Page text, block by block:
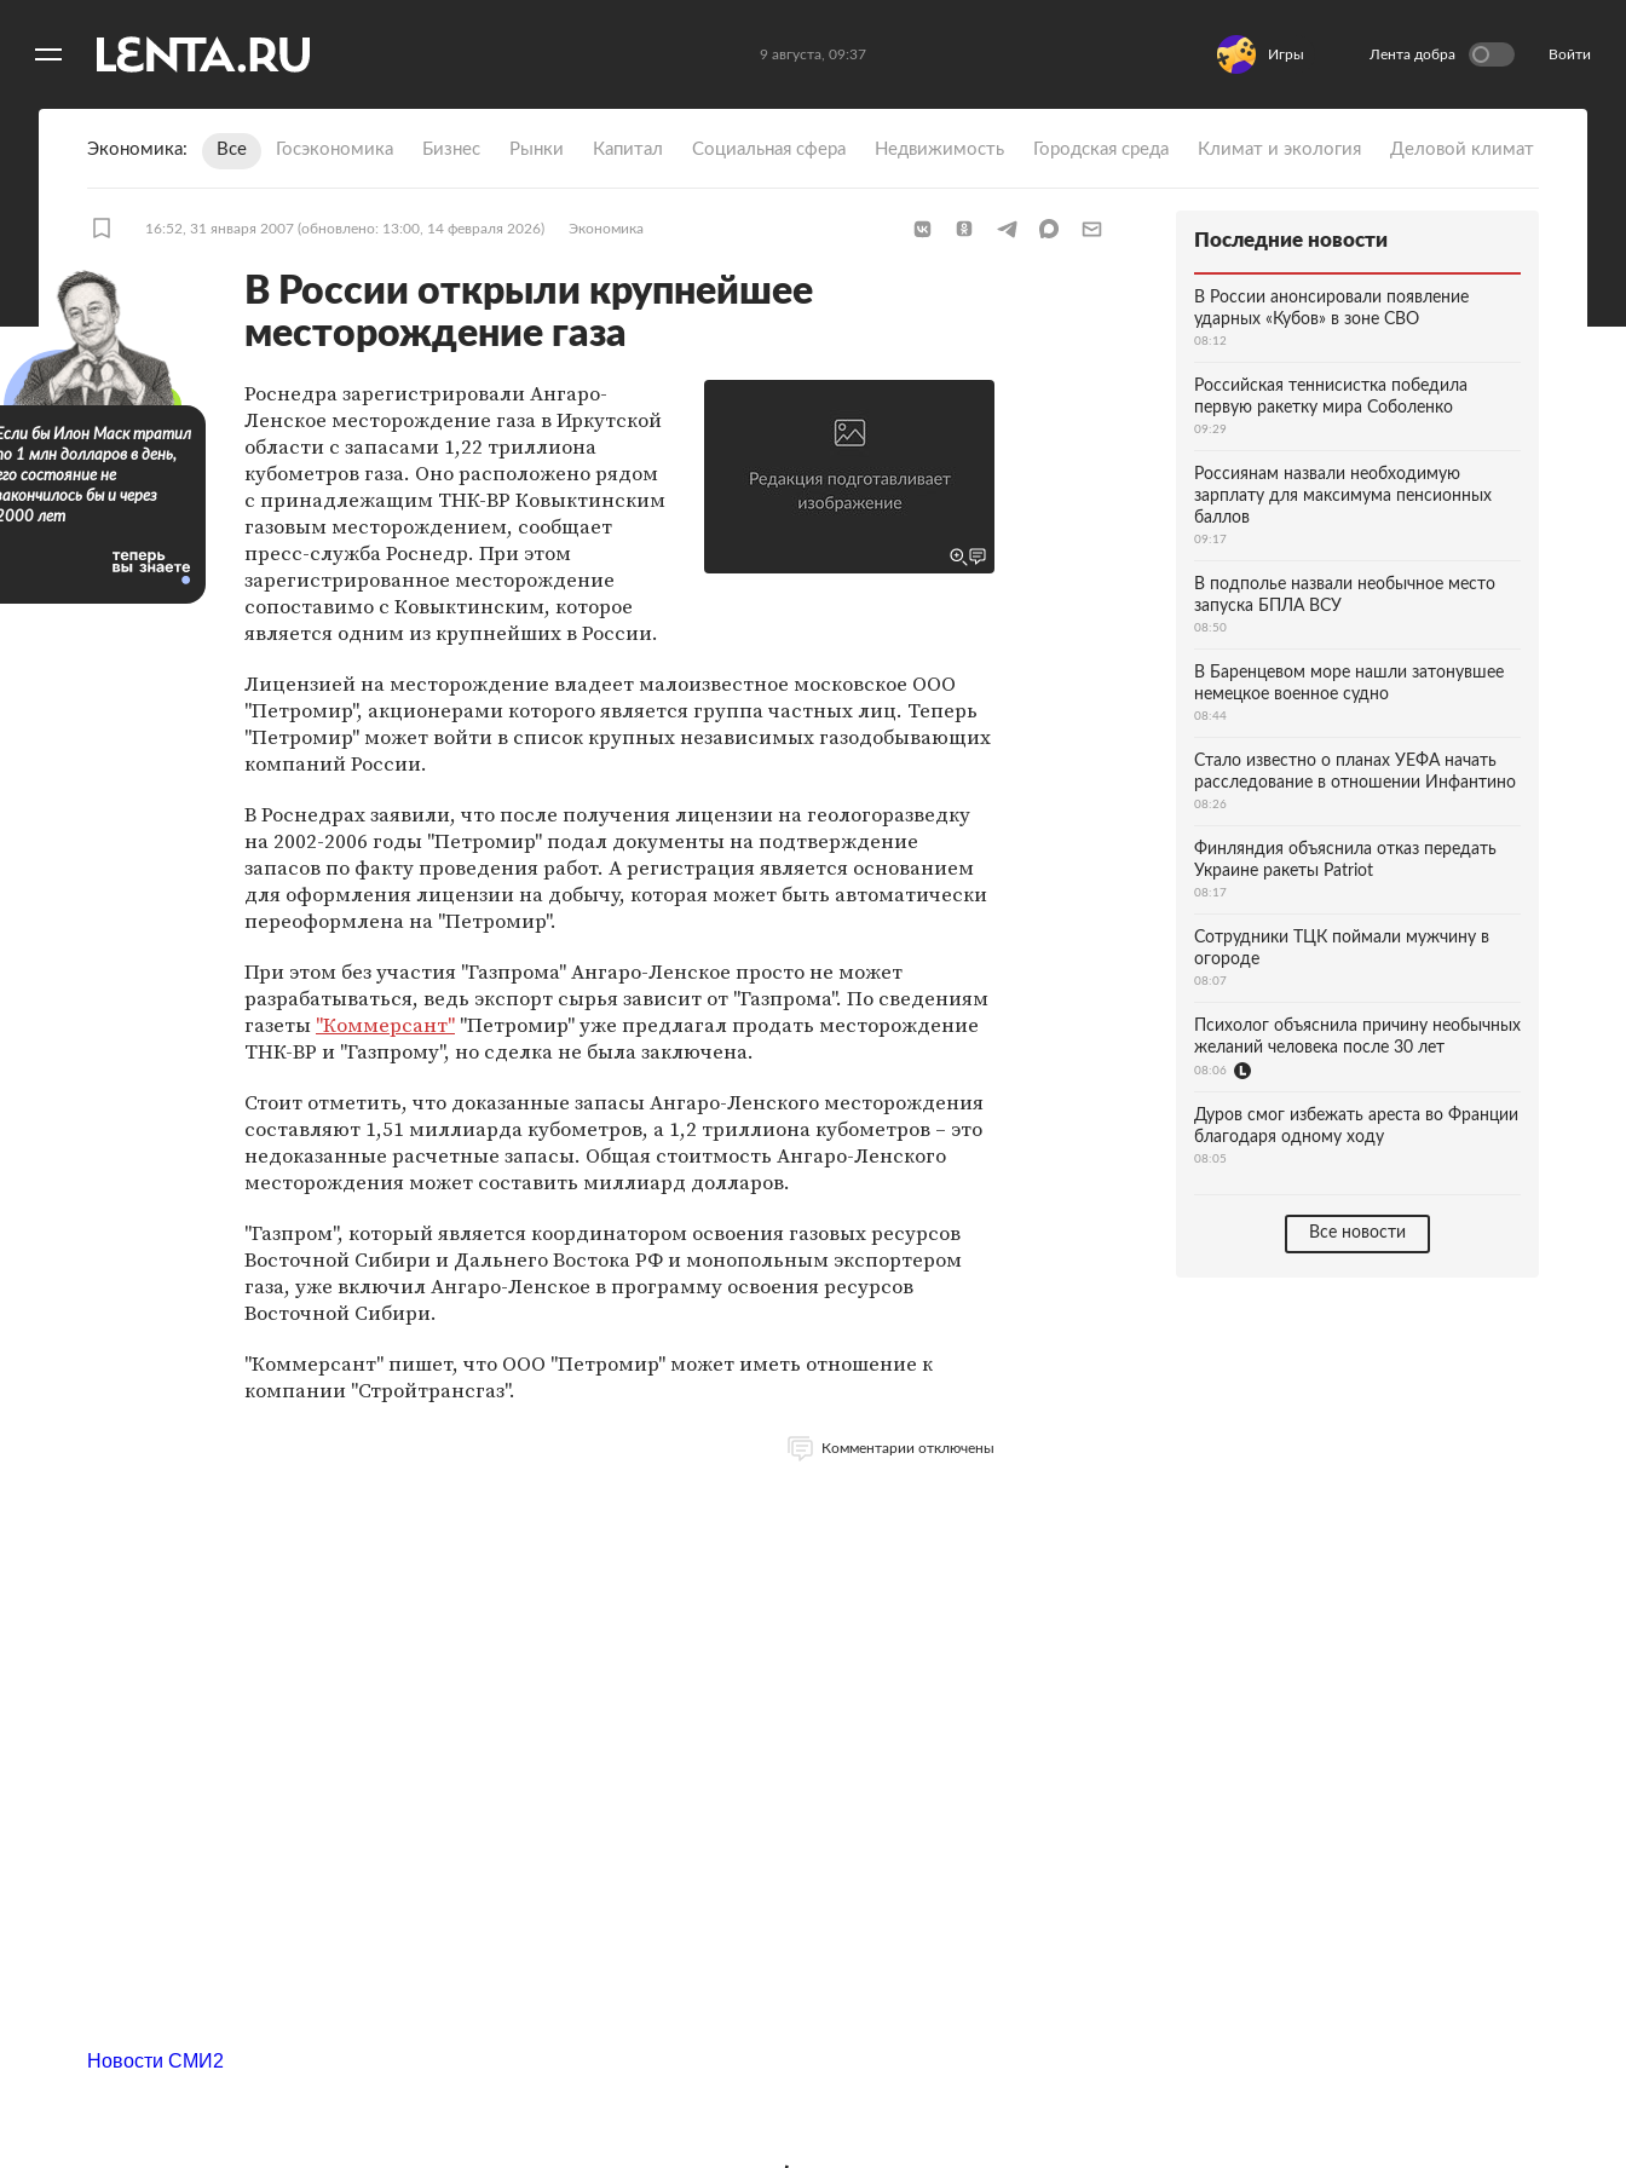
9 августа, 09:37 Игры Лента добра Войти
Экономика Все Госэкономика Бизнес Рынки Капитал Социальная сфера Недвижимость Городская среда Климат и экология Деловой климат
16:52, 31 января 2007 (обновлено: 13:00, 14 февраля 2026) Экономика
В России открыли крупнейшее
месторождение газа
Роснедра зарегистрировали Ангаро-
Ленское месторождение газа в Иркутской
области с запасами 1,22 триллиона
кубометров газа. Оно расположено рядом
с принадлежащим ТНК-BP Ковыктинским
газовым месторождением, сообщает
пресс-служба Роснедр. При этом
зарегистрированное месторождение
сопоставимо с Ковыктинским, которое
является одним из крупнейших в России.
Лицензией на месторождение владеет малоизвестное московское ООО
"Петромир", акционерами которого является группа частных лиц. Теперь
"Петромир" может войти в список крупных независимых газодобывающих
компаний России.
В Роснедрах заявили, что после получения лицензии на геологоразведку
на 2002-2006 годы "Петромир" подал документы на подтверждение
запасов по факту проведения работ. А регистрация является основанием
для оформления лицензии на добычу, которая может быть автоматически
переоформлена на "Петромир".
При этом без участия "Газпрома" Ангаро-Ленское просто не может
разрабатываться, ведь экспорт сырья зависит от "Газпрома". По сведениям
газеты "Коммерсант" "Петромир" уже предлагал продать месторождение
ТНК-ВР и "Газпрому", но сделка не была заключена.
Стоит отметить, что доказанные запасы Ангаро-Ленского месторождения
составляют 1,51 миллиарда кубометров, а 1,2 триллиона кубометров – это
недоказанные расчетные запасы. Общая стоитмость Ангаро-Ленского
месторождения может составить миллиард долларов.
"Газпром", который является координатором освоения газовых ресурсов
Восточной Сибири и Дальнего Востока РФ и монопольным экспортером
газа, уже включил Ангаро-Ленское в программу освоения ресурсов
Восточной Сибири.
"Коммерсант" пишет, что ООО "Петромир" может иметь отношение к
компании "Стройтрансгаз".
Комментарии отключены
бы Илон Маск тратил
1 млн долларов в день,
состояние не
бы и через
лет
Последние новости
В России анонсировали появление
ударных «Кубов» в зоне СВО
08:12
Российская теннисистка победила
первую ракетку мира Соболенко
09:29
Россиянам назвали необходимую
зарплату для максимума пенсионных
баллов
09:17
В подполье назвали необычное место
запуска БПЛА ВСУ
08:50
В Баренцевом море нашли затонувшее
немецкое военное судно
08:44
Стало известно о планах УЕФА начать
расследование в отношении Инфантино
08:26
Финляндия объяснила отказ передать
Украине ракеты Patriot
08:17
Сотрудники ТЦК поймали мужчину в
огороде
08:07
Психолог объяснила причину необычных
желаний человека после 30 лет
08:06
Дуров смог избежать ареста во Франции
благодаря одному ходу
08:05
Все новости
Новости СМИ2